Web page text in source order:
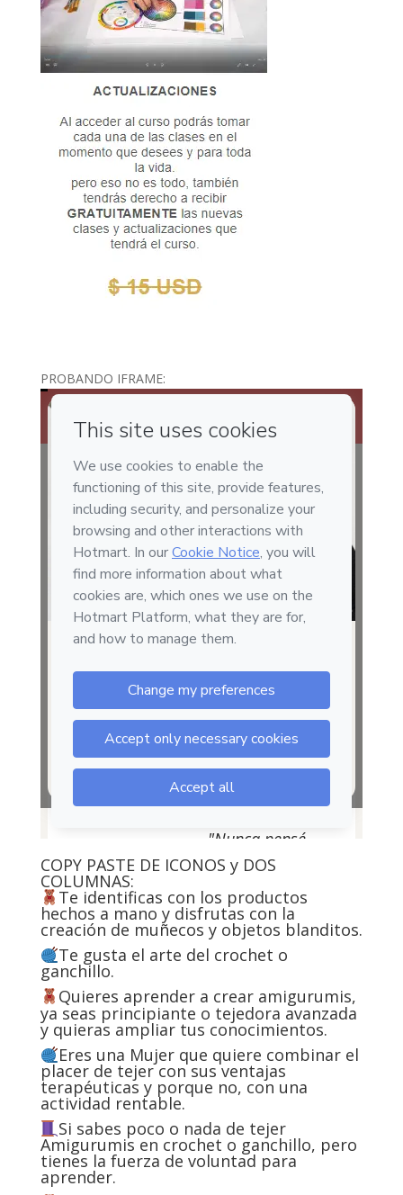
PROBANDO IFRAME:
COPY PASTE DE ICONOS y DOS
COLUMNAS:
Te identificas con los productos
hechos a mano y disfrutas con la
creación de muñecos y objetos blanditos.
Te gusta el arte del crochet o
ganchillo.
Quieres aprender a crear amigurumis,
ya seas principiante o tejedora avanzada
y quieras ampliar tus conocimientos.
Eres una Mujer que quiere combinar el
placer de tejer con sus ventajas
terapéuticas y porque no, con una
actividad rentable.
Si sabes poco o nada de tejer
Amigurumis en crochet o ganchillo, pero
tienes la fuerza de voluntad para
aprender.